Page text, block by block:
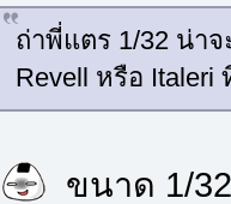
ถ่าพี่แตร 1/32 น่า
Revell หรือ
ขนาด 1/